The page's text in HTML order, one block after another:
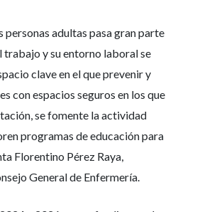
personas adultas pasa gran parte
trabajo y su entorno laboral se
clave en el que prevenir y
con espacios seguros en los que
se fomente la actividad
programas de educación para
Florentino Pérez Raya,
General de Enfermería.